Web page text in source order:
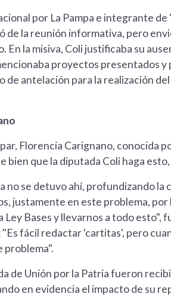
por La Pampa e integrante
de la reunión informativa, pero
la misiva, Coli justificaba su
proyectos presentados y
de antelación para la realización
Florencia Carignano, conocida
bien que la diputada Coli haga
no se detuvo ahí, profundizando
justamente en este problema,
Ley Bases y llevarnos a todo esto",
fácil redactar 'cartitas', pero
problema".
de Unión por la Patria fueron
en evidencia el impacto de su